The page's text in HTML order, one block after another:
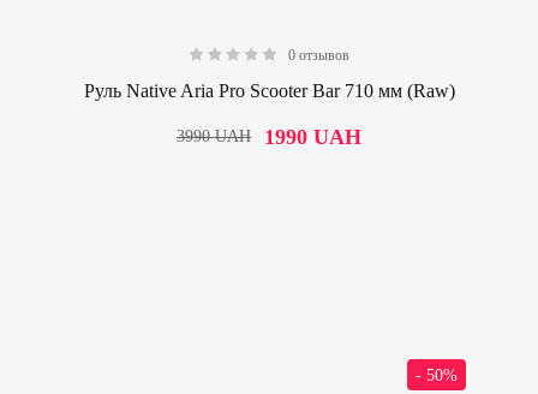
0 отзывов
Руль Native Aria Pro Scooter Bar 710 мм (Raw)
1990UAH
3990UAH
- 50%